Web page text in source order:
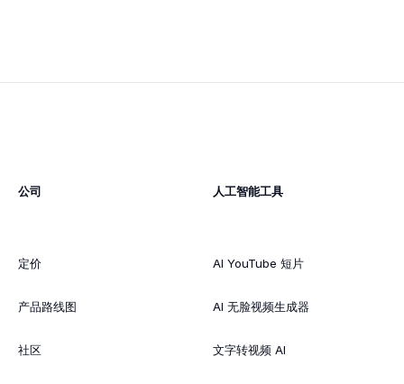
公司
定价
产品路线图
社区
人工智能工具
AI YouTube 短片
AI 无脸视频生成器
文字转视频 AI